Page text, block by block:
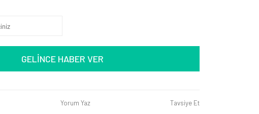
GELİNCE HABER VER
Yorum Yaz Tavsiye Et